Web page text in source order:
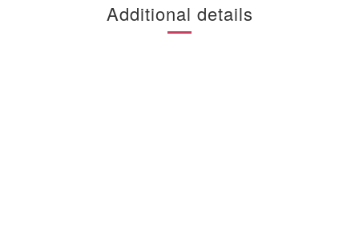
Additional details